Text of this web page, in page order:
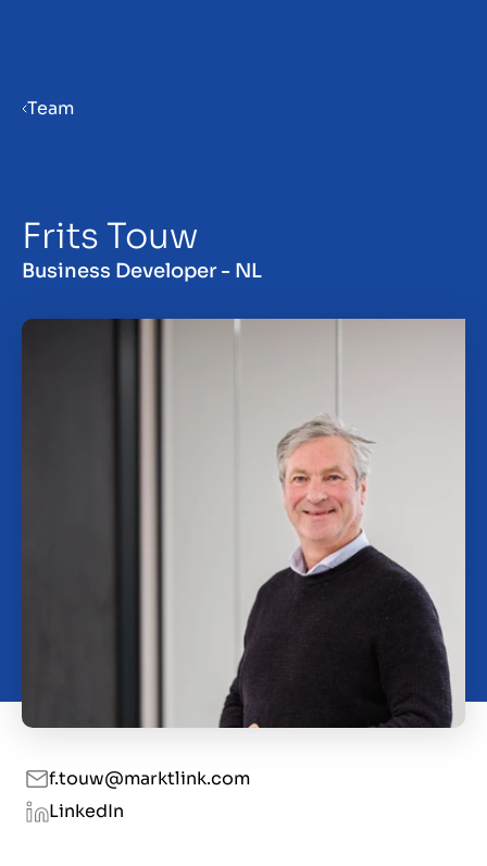
Prodaja podjetja
Team
Frits Touw
Business Developer - NL
f.touw@marktlink.com
LinkedIn